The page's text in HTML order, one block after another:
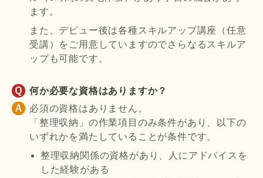
ます。
また、デビュー後は各種スキルアップ講座（任意
受講）をご用意していますのでさらなるスキルア
ップも可能です。
何か必要な資格はありますか？
必須の資格はありません。
「整理収納」の作業項目のみ条件があり、以下の
いずれかを満たしていることが条件です。
整理収納関係の資格があり、人にアドバイスを
した経験がある